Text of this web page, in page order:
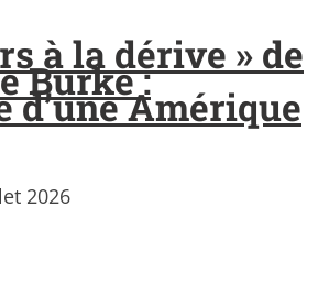
à la dérive » de
Burke :
d’une Amérique
2026